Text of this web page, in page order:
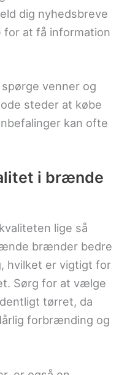
dig nyhedsbreve
at få information
venner og
steder at købe
kan ofte
i brænde
lige så
brænder bedre
hvilket er vigtigt for
Sørg for at vælge
tørret, da
forbrænding og